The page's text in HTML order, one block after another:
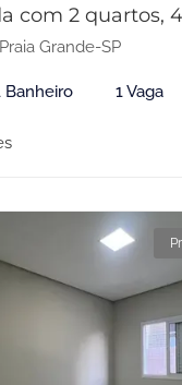
com 2 quartos,
Grande-SP
Banheiro 1 Vaga